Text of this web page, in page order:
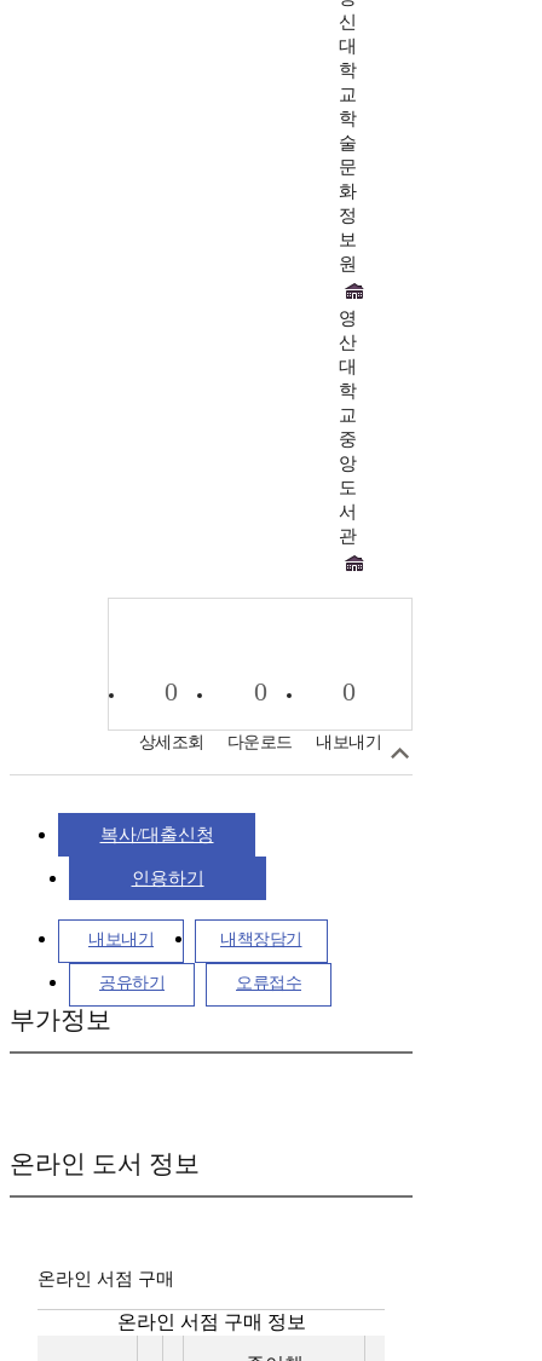
신
대
학
교
학
술
문
화
정
보
원
영
산
대
학
교
중
앙
도
서
관
0
상세조회
0
다운로드
0
내보내기
복사/대출신청
인용하기
내보내기 내책장담기
공유하기 오류접수
부가정보
온라인 도서 정보
온라인 서점 구매
온라인 서점 구매 정보